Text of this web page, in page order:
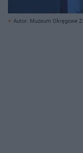
Autor: Muzeum Okręgowe